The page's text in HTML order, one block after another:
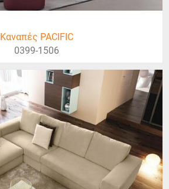
Καναπές PACIFIC
0399-1506